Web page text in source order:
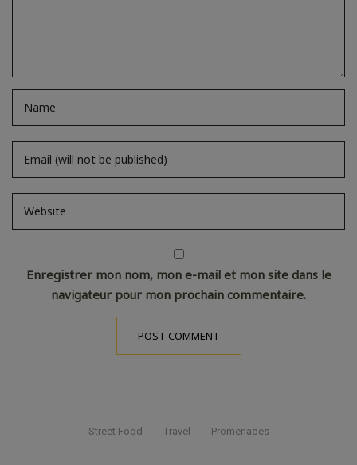
Enregistrer mon nom, mon e-mail et mon site dans le
navigateur pour mon prochain commentaire.
Street Food Travel Promenades